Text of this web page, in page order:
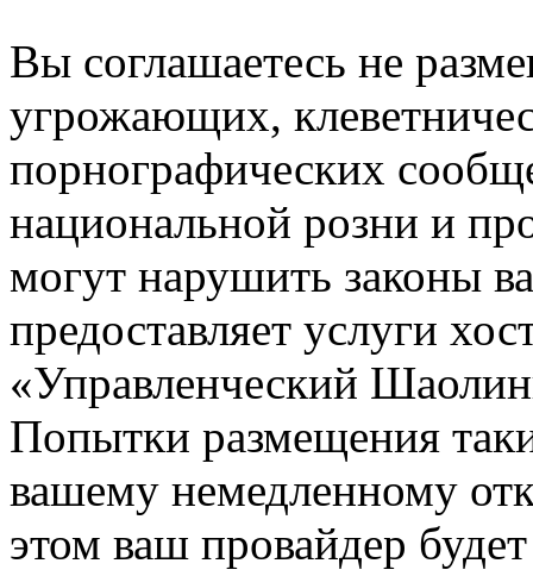
Вы соглашаетесь не
угрожающих,
порнографических
национальной розни и
могут нарушить законы
предоставляет услуги
«Управленческий
Попытки размещения
вашему немедленному
этом ваш провайдер